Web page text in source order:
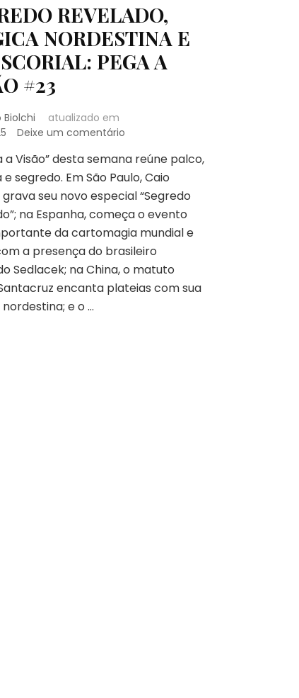
REVELADO,
NORDESTINA E
PEGA A
#23
Biolchi
atualizado em
Deixe um comentárioem
REVELADO,
MÁGICA
NORDESTINA
EL
ESCORIAL:
PEGA
A
VISÃO
#23
a Visão” desta semana reúne palco,
segredo. Em São Paulo, Caio
seu novo especial “Segredo
na Espanha, começa o evento
da cartomagia mundial e
a presença do brasileiro
Sedlacek; na China, o matuto
encanta plateias com sua
e o …